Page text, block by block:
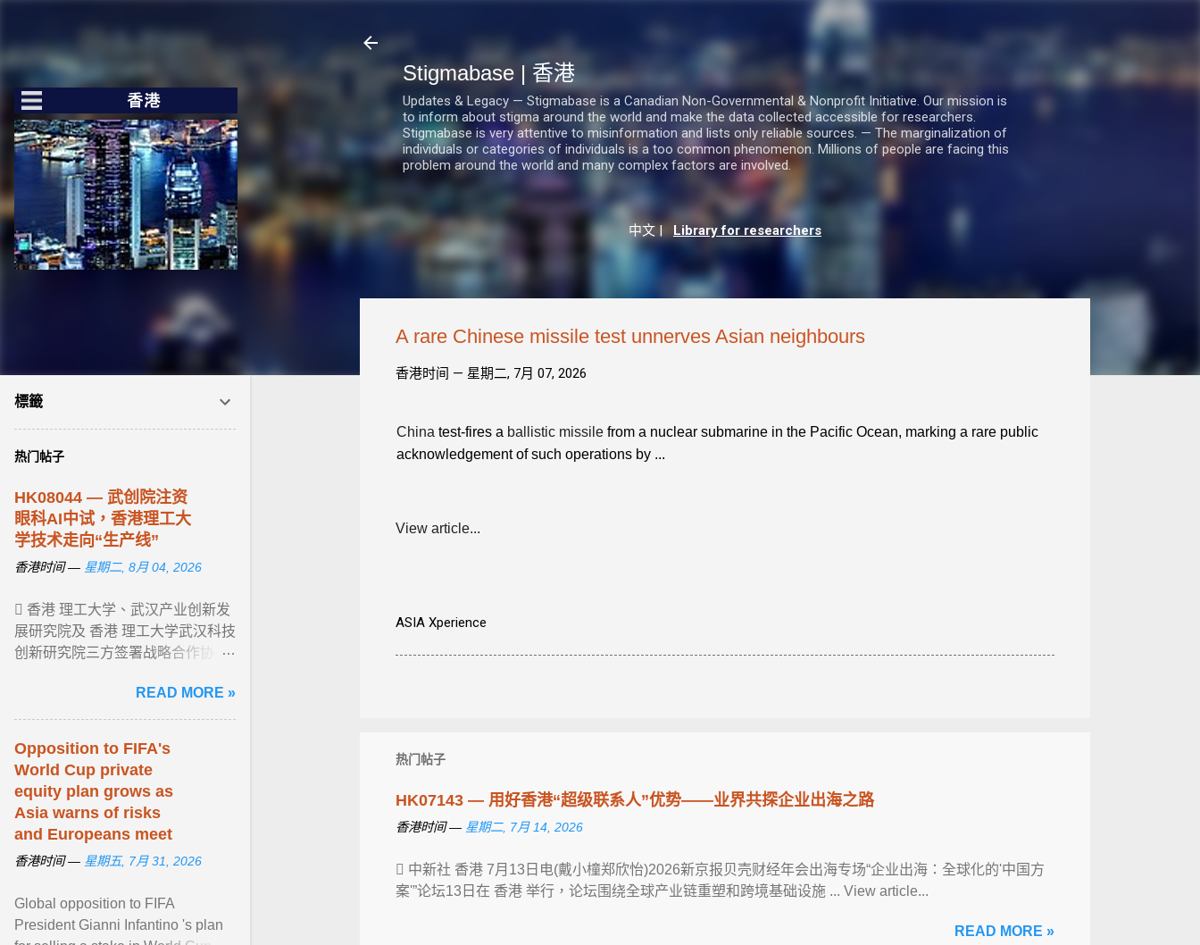
Stigmabase | 香港
Updates & Legacy — Stigmabase is a Canadian Non-Governmental & Nonprofit Initiative. Our mission is
to inform about stigma around the world and make the data collected accessible for researchers.
Stigmabase is very attentive to misinformation and lists only reliable sources. — The marginalization of
individuals or categories of individuals is a too common phenomenon. Millions of people are facing this
problem around the world and many complex factors are involved.
中文 | Library for researchers
A rare Chinese missile test unnerves Asian neighbours
香港时间 — 星期二, 7月 07, 2026
China test-fires a ballistic missile from a nuclear submarine in the Pacific Ocean, marking a rare public
acknowledgement of such operations by ...
View article...
ASIA Xperience
热门帖子
HK07143 — 用好香港“超级联系人”优势——业界共探企业出海之路
香港时间 — 星期二, 7月 14, 2026
 中新社 香港 7月13日电(戴小橦郑欣怡)2026新京报贝壳财经年会出海专场“企业出海：全球化的'中国方
案'”论坛13日在 香港 举行，论坛围绕全球产业链重塑和跨境基础设施 ... View article...
READ MORE »
標籤
热门帖子
HK08044 — 武创院注资
眼科AI中试， 香港理工大
学技术走向“生产线”
香港时间 — 星期二, 8月 04, 2026
 香港 理工大学、武汉产业创新发
展研究院及 香港 理工大学武汉科技
创新研究院三方签署战略合作协
康、康复科学及 AI 医疗四大黄金赛
道， ... View article...
READ MORE »
Opposition to FIFA's
World Cup private
equity plan grows as
Asia warns of risks
and Europeans meet
香港时间 — 星期五, 7月 31, 2026
Global opposition to FIFA
President Gianni Infantino 's plan